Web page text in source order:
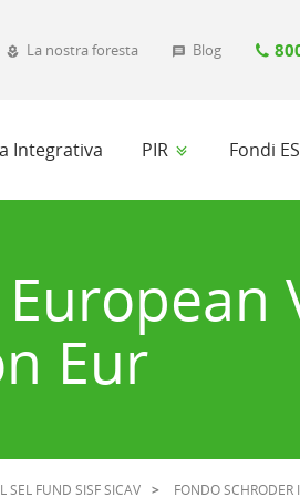
local_florist La nostra foresta message Blog
Integrativa PIR Fondi
Eur
SEL FUND SISF SICAV FONDO